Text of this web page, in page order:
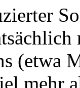
(etwa
mehr